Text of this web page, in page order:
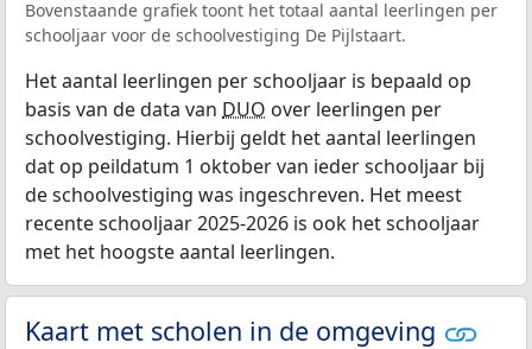
Bovenstaande grafiek toont het totaal aantal leerlingen per
schooljaar voor de schoolvestiging De Pijlstaart.
Het aantal leerlingen per schooljaar is bepaald op
basis van de data van DUO over leerlingen per
schoolvestiging. Hierbij geldt het aantal leerlingen
dat op peildatum 1 oktober van ieder schooljaar bij
de schoolvestiging was ingeschreven. Het meest
recente schooljaar 2025-2026 is ook het schooljaar
met het hoogste aantal leerlingen.
Kaart met scholen in de omgeving